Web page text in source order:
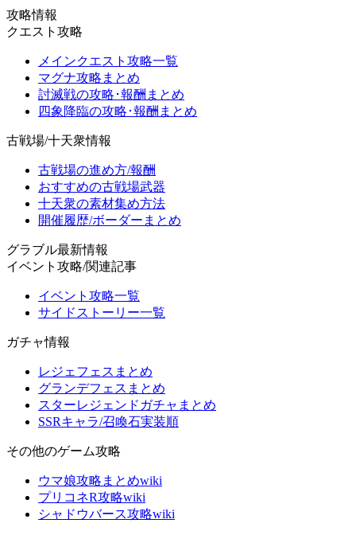
攻略情報
クエスト攻略
メインクエスト攻略一覧
マグナ攻略まとめ
討滅戦の攻略･報酬まとめ
四象降臨の攻略･報酬まとめ
古戦場/十天衆情報
古戦場の進め方/報酬
おすすめの古戦場武器
十天衆の素材集め方法
開催履歴/ボーダーまとめ
グラブル最新情報
イベント攻略/関連記事
イベント攻略一覧
サイドストーリー一覧
ガチャ情報
レジェフェスまとめ
グランデフェスまとめ
スターレジェンドガチャまとめ
SSRキャラ/召喚石実装順
その他のゲーム攻略
ウマ娘攻略まとめwiki
プリコネR攻略wiki
シャドウバース攻略wiki